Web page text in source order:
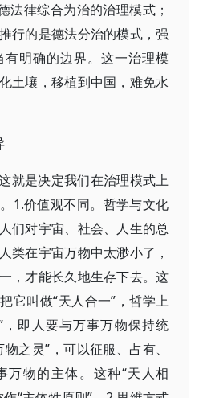
法律综合为治的治理模式；
行的是德法分治的模式，强
明确的边界。这一治理模
土壤，移植到中国，难免水
就是决定我们在治理模式上
1.价值观不同。哲学与文化
们对宇宙、社会、人生的总
类在宇宙万物中太渺小了，
，才能长久地生存下去。这
它叫做“天人合一”，哲学上
，即人要与万事万物保持统
之灵”，可以征服、占有、
万物的主体。这种“天人相